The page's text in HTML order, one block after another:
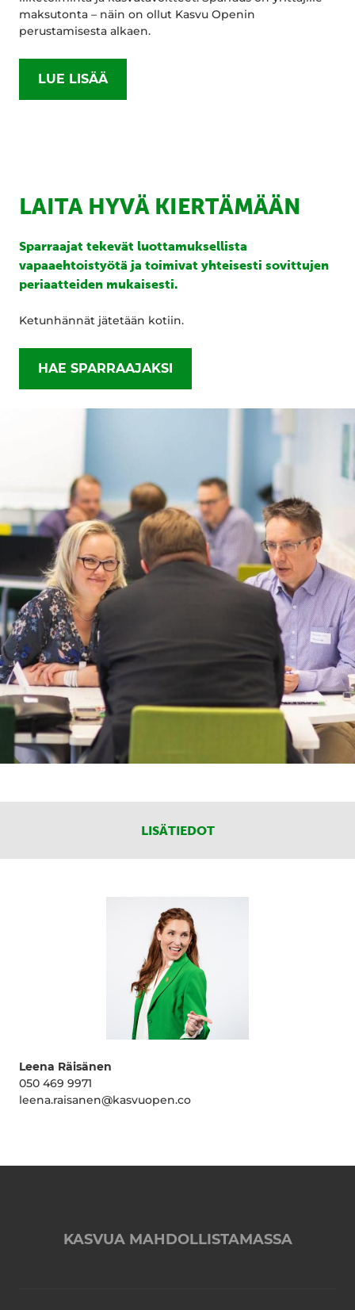
maksutonta – näin on ollut Kasvu Openin
perustamisesta alkaen.
LUE LISÄÄ
LAITA HYVÄ KIERTÄMÄÄN
Sparraajat tekevät luottamuksellista
vapaaehtoistyötä ja toimivat yhteisesti sovittujen
periaatteiden mukaisesti.
Ketunhännät jätetään kotiin.
HAE SPARRAAJAKSI
LISÄTIEDOT
Leena Räisänen
050 469 9971
leena.raisanen@kasvuopen.co
KASVUA MAHDOLLISTAMASSA